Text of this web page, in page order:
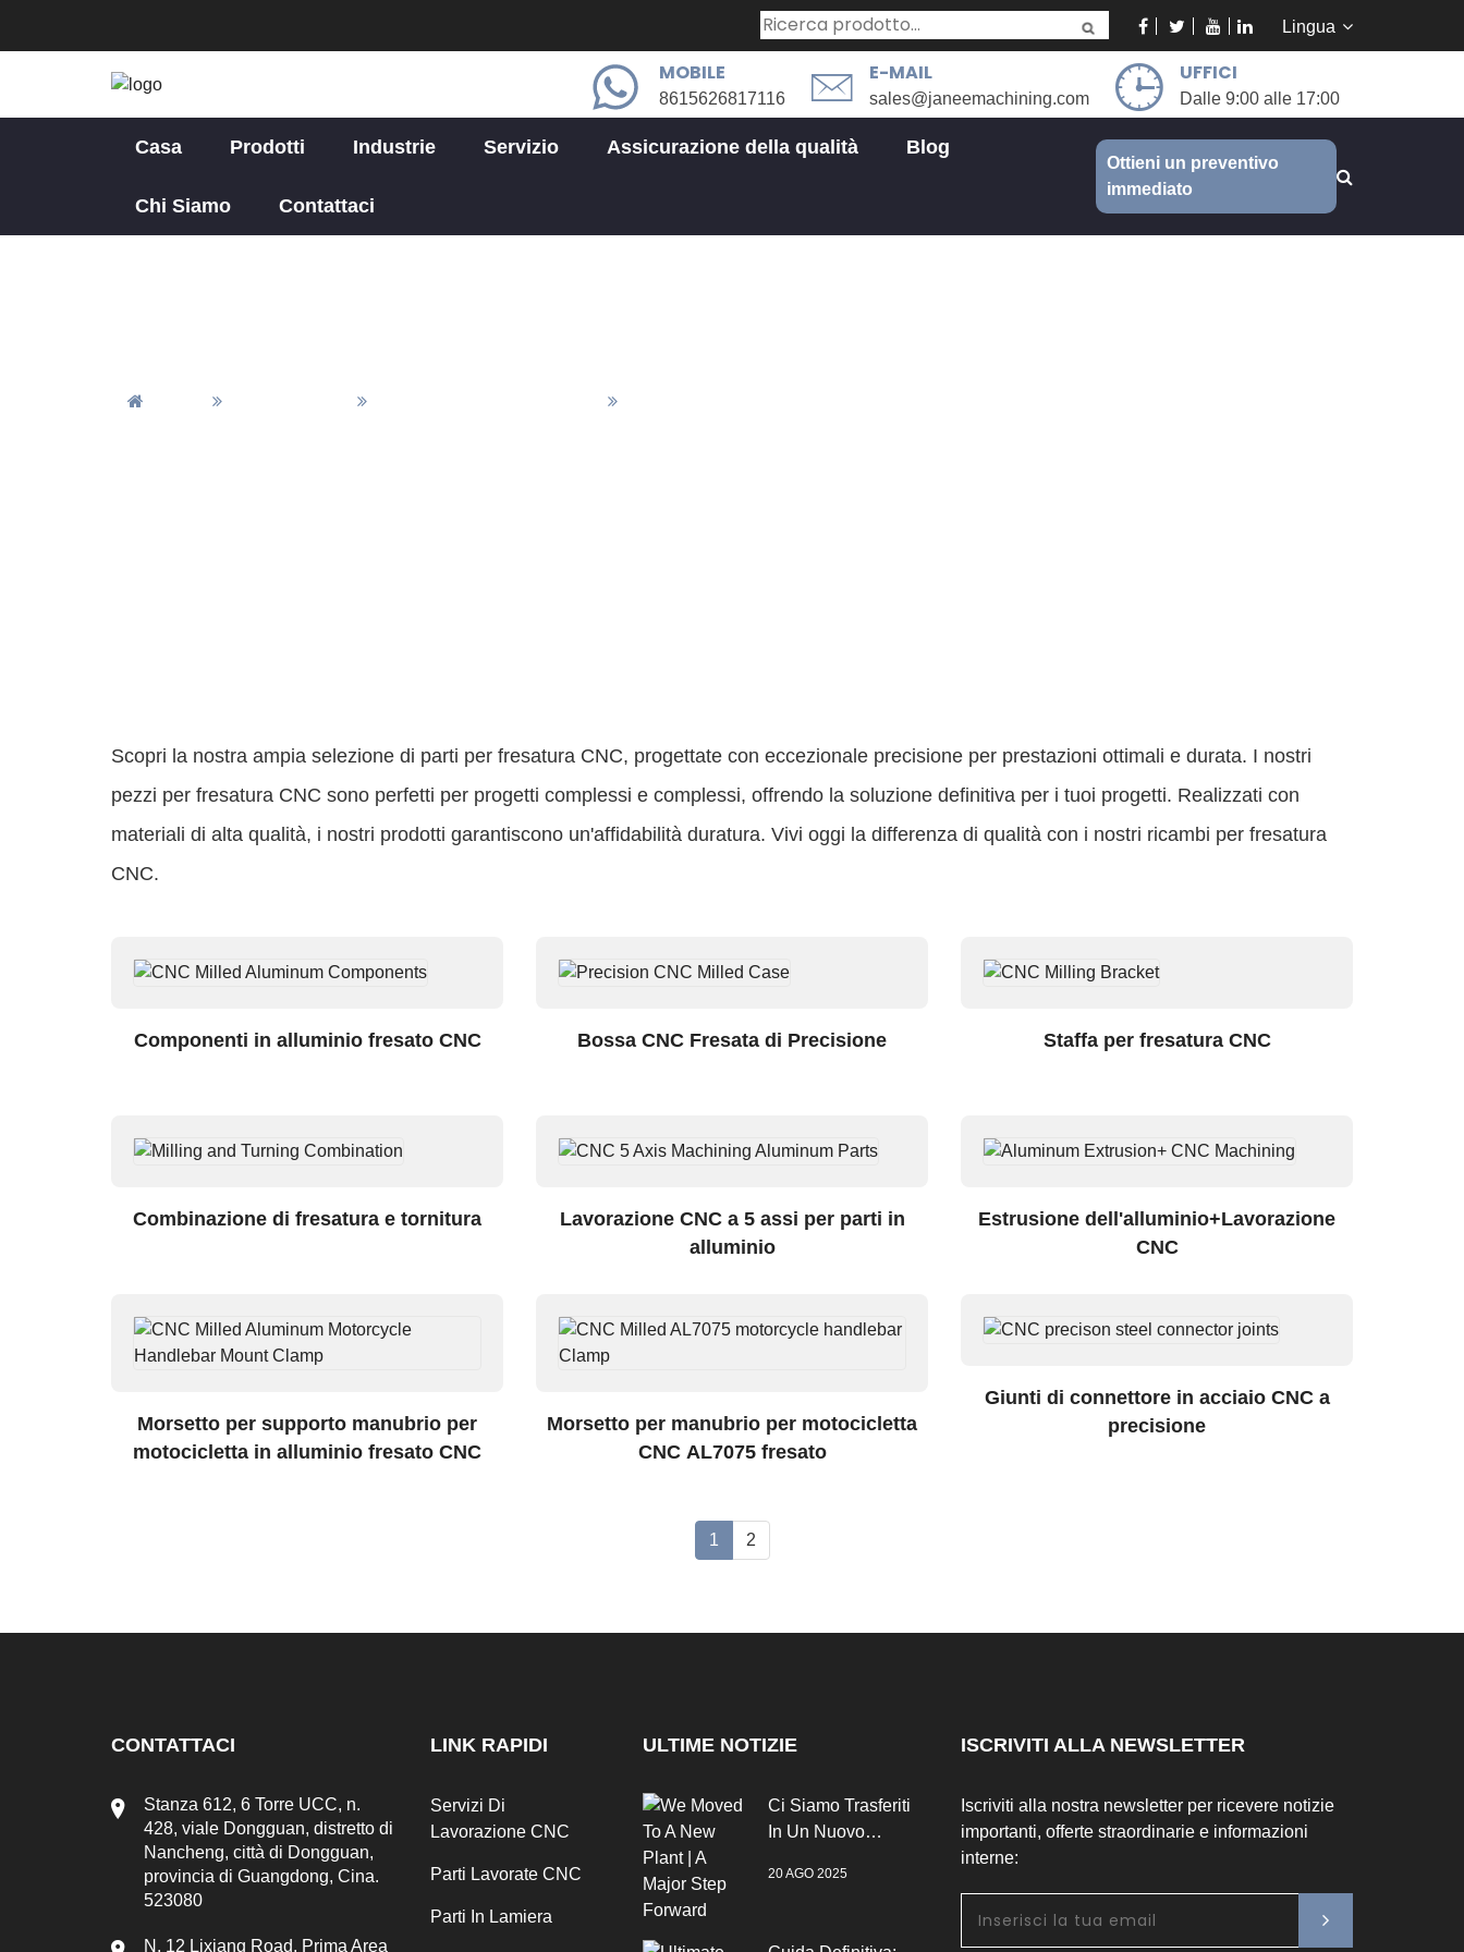
Lingua
UFFICI
Dalle 9:00 alle 17:00
E-MAIL
sales@janeemachining.com
MOBILE
8615626817116
Casa Prodotti Industrie Servizio Assicurazione della qualità Blog
Chi Siamo Contattaci
Ottieni un preventivo
immediato
Scopri la nostra ampia selezione di parti per fresatura CNC, progettate con eccezionale precisione per prestazioni ottimali e durata. I nostri
pezzi per fresatura CNC sono perfetti per progetti complessi e complessi, offrendo la soluzione definitiva per i tuoi progetti. Realizzati con
materiali di alta qualità, i nostri prodotti garantiscono un'affidabilità duratura. Vivi oggi la differenza di qualità con i nostri ricambi per fresatura
CNC.
Componenti in alluminio fresato CNC Bossa CNC Fresata di Precisione Staffa per fresatura CNC
Combinazione di fresatura e tornitura
Lavorazione CNC a 5 assi per parti in
alluminio
Estrusione dell'alluminio+Lavorazione
CNC
Morsetto per supporto manubrio per
motocicletta in alluminio fresato CNC
Morsetto per manubrio per motocicletta
CNC AL7075 fresato
Giunti di connettore in acciaio CNC a
precisione
1 2
CONTATTACI
Stanza 612, 6 Torre UCC, n.
428, viale Dongguan, distretto di
Nancheng, città di Dongguan,
provincia di Guangdong, Cina.
523080
N. 12 Lixiang Road, Prima Area
LINK RAPIDI
Servizi Di
Lavorazione CNC
Parti Lavorate CNC
Parti In Lamiera
ULTIME NOTIZIE
Ci Siamo Trasferiti
In Un Nuovo
Grande Passo
20 AGO 2025
ISCRIVITI ALLA NEWSLETTER
Iscriviti alla nostra newsletter per ricevere notizie
importanti, offerte straordinarie e informazioni
interne: